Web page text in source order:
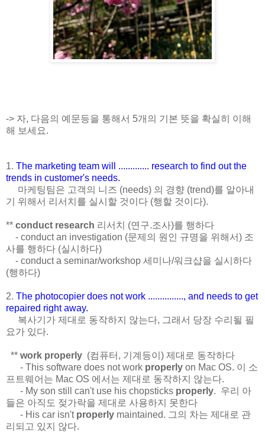
-> 자, 다음의 예문등을 통해서 5개의 기본 뜻을 확실히 이해
해 보세요.
1. The marketing team will ............. research to find out the
trends in customer's needs.
마케팅팀은 고객의 니즈 (needs) 의 경향 (trend)를 알아내
기 위해서 리서치를 실시할 것이다 (행할 것이다).
** conduct research 리서치 (연구.조사)를 행하다
- conduct an investigation (문제의 원인 규명을 위해서) 조
사를 행하다 (실시하다)
- conduct a seminar/workshop 세미나/워크샵을 실시하다
(행하다)
2. The photocopier does not work ..............., and needs to get
repaired right away.
복사기가 제대로 동작하지 않는다, 그래서 당장 수리될 필
요가 있다.
** work properly (컴퓨터, 기계등이) 제대로 동작하다
- This software does not work properly on Mac OS. 이 소
프트웨어는 Mac OS 에서는 제대로 동작하지 않는다.
- My son still can't use his chopsticks properly. 우리 아
들은 아직도 젖가락을 제대로 사용하지 못한다
- His car isn't properly maintained. 그의 차는 제대로 관
리되고 있지 않다.